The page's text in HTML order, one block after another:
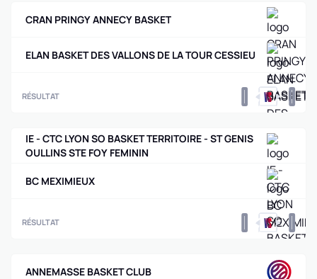
CRAN PRINGY ANNECY BASKET
ELAN BASKET DES VALLONS DE LA TOUR CESSIEU
RÉSULTAT 0 0
IE - CTC LYON SO BASKET TERRITOIRE - ST GENIS
OULLINS STE FOY FEMININ
BC MEXIMIEUX
RÉSULTAT 0 0
ANNEMASSE BASKET CLUB